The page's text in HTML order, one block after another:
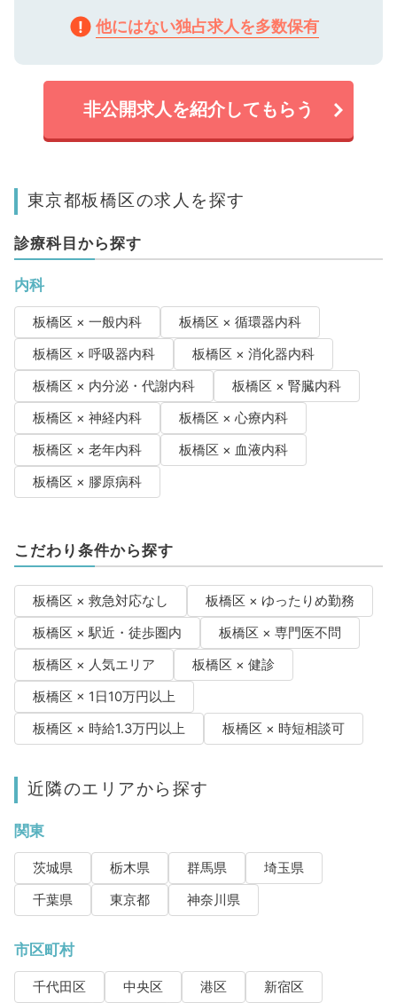
他にはない独占求人を多数保有
非公開求人を紹介してもらう
東京都板橋区の求人を探す
診療科目から探す
内科
板橋区 × 一般内科
板橋区 × 循環器内科
板橋区 × 呼吸器内科
板橋区 × 消化器内科
板橋区 × 内分泌・代謝内科
板橋区 × 腎臓内科
板橋区 × 神経内科
板橋区 × 心療内科
板橋区 × 老年内科
板橋区 × 血液内科
板橋区 × 膠原病科
こだわり条件から探す
板橋区 × 救急対応なし
板橋区 × ゆったりめ勤務
板橋区 × 駅近・徒歩圏内
板橋区 × 専門医不問
板橋区 × 人気エリア
板橋区 × 健診
板橋区 × 1日10万円以上
板橋区 × 時給1.3万円以上
板橋区 × 時短相談可
近隣のエリアから探す
関東
茨城県 栃木県 群馬県
埼玉県
千葉県
東京都 神奈川県
市区町村
千代田区 中央区 港区
新宿区